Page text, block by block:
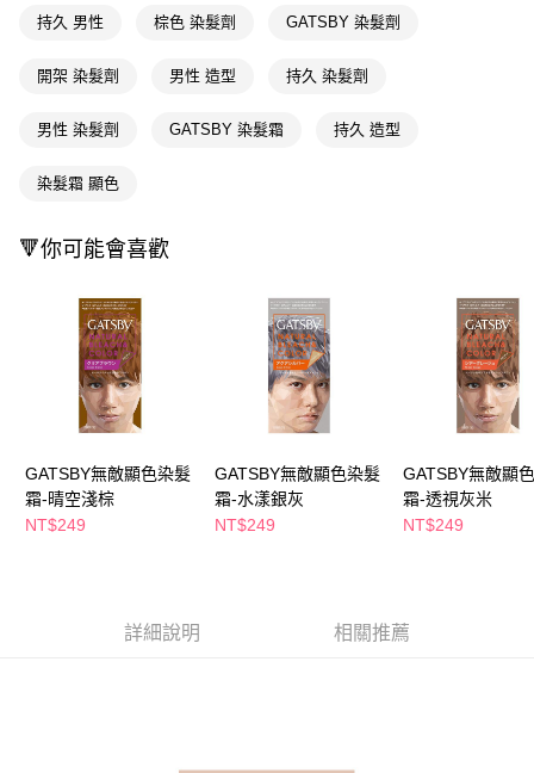
【關於「AFTEE先享後付」】
１．簡單：不需註冊會員、不需綁卡、不需儲值。
３．安心：先確認商品／服務後，再付款。
１．於結帳方式選擇「AFTEE先享後付」後，將跳轉至「AFTEE先享後付」
３．收到繳費通知簡訊後14天內，點擊此簡訊中的連結，可透過四大超商／
※ 請注意：結帳手續完成當下不需立刻繳費，但若您需要取消訂單，請聯絡
購買商品的店家。未經商家同意取消之訂單仍視為有效，需透過AFTEE先享
後付繳納相關費用。
※ 交易是否成功請以「AFTEE先享後付 」之結帳頁面顯示為準，若有關於
是否繳費成功／繳費後需取消欲退款等相關疑問，請聯繫「AFTEE先享後付
客戶支援中心」 https://netprotections.freshdesk.com/support/home
１．透過由恩沛科技股份有限公司提供之「AFTEE先享後付」服務完成之交
易，需依本服務之必要範圍內提供個人資料，並將交易相關給付款項請求債
權轉讓予恩沛科技股份有限公司。
２．關於個人資料處理事宜，請瀏覽以下網址：
４．使用「AFTEE先享後付」時，將依據個別帳號之用戶狀況，依本公司即
即享券
全家取貨付款
每筆NT$65，滿NT$390(含以上)免運費
每筆NT$65，滿NT$490(含以上)免運費
付款後萊爾富取貨
每筆NT$65，滿NT$490(含以上)免運費
7-11取貨付款
每筆NT$65，滿NT$490(含以上)免運費
付款後7-11取貨
每筆NT$100，滿NT$790(含以上)免運費
持久 男性 棕色 染髮劑 GATSBY 染髮劑
開架 染髮劑 男性 造型 持久 染髮劑
男性 染髮劑 GATSBY 染髮霜 持久 造型
染髮霜 顯色
🔻你可能會喜歡
GATSBY無敵顯色染髮
霜-晴空淺棕
NT$249
GATSBY無敵顯色染髮
霜-水漾銀灰
NT$249
GATSBY無敵顯
霜-透視灰米
NT$249
詳細說明 相關推薦